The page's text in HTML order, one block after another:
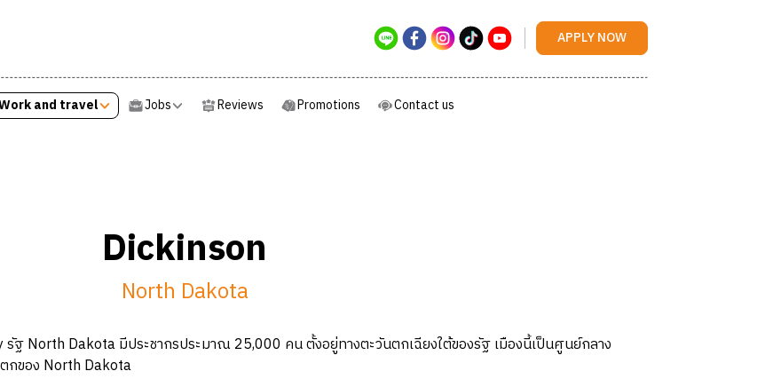
Promotions Contact us APPLY NOW
and travel Jobs Reviews Promotions Contact us
Dickinson
North Dakota
รัฐ North Dakota มีประชากรประมาณ 25,000 คน ตั้งอยู่ทางตะวันตกเฉียงใต้ของรัฐ เมืองนี้เป็นศูนย์กลาง
กของ North Dakota